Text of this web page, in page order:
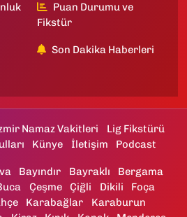
Puan Durumu ve
Fikstür
Son Dakika Haberleri
Namaz Vakitleri
Lig Fikstürü
Künye İletişim Podcast
Bayındır Bayraklı
Bergama
Çeşme Çiğli Dikili
Foça
Karabağlar
Karaburun